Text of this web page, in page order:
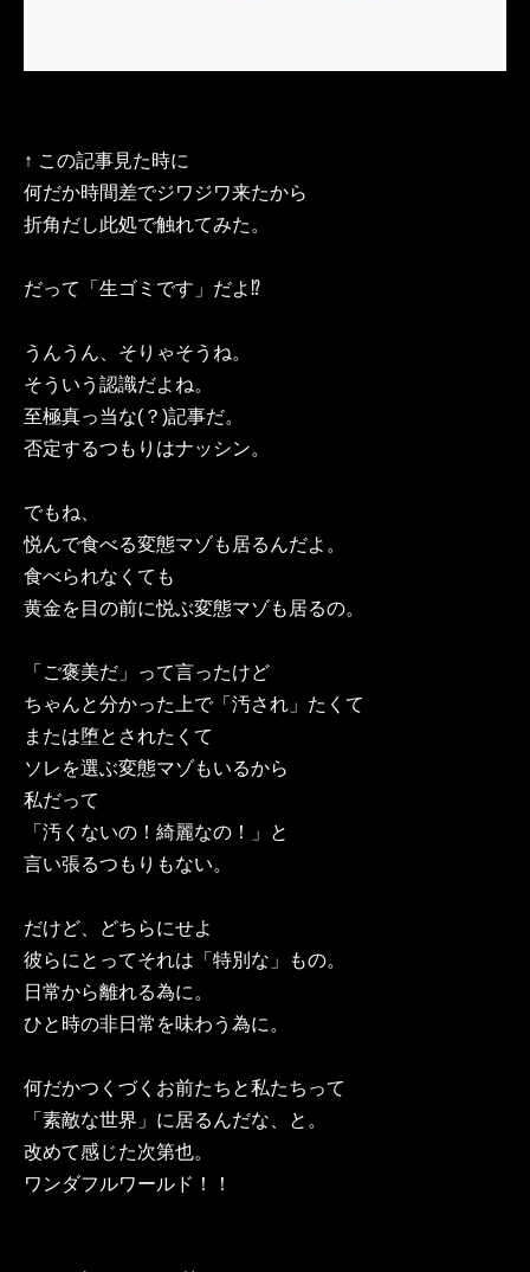
↑ この記事見た時に
何だか時間差でジワジワ来たから
折角だし此処で触れてみた。
だって「生ゴミです」だよ⁉︎
うんうん、そりゃそうね。
そういう認識だよね。
至極真っ当な(？)記事だ。
否定するつもりはナッシン。
でもね、
悦んで食べる変態マゾも居るんだよ。
食べられなくても
黄金を目の前に悦ぶ変態マゾも居るの。
「ご褒美だ」って言ったけど
ちゃんと分かった上で「汚され」たくて
または堕とされたくて
ソレを選ぶ変態マゾもいるから
私だって
「汚くないの！綺麗なの！」と
言い張るつもりもない。
だけど、どちらにせよ
彼らにとってそれは「特別な」もの。
日常から離れる為に。
ひと時の非日常を味わう為に。
何だかつくづくお前たちと私たちって
「素敵な世界」に居るんだな、と。
改めて感じた次第也。
ワンダフルワールド！！